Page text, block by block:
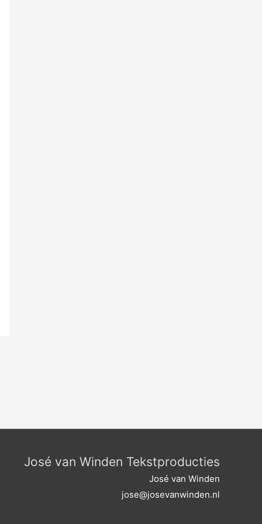
José van Winden Tekstproducties
José van Winden
jose@josevanwinden.nl